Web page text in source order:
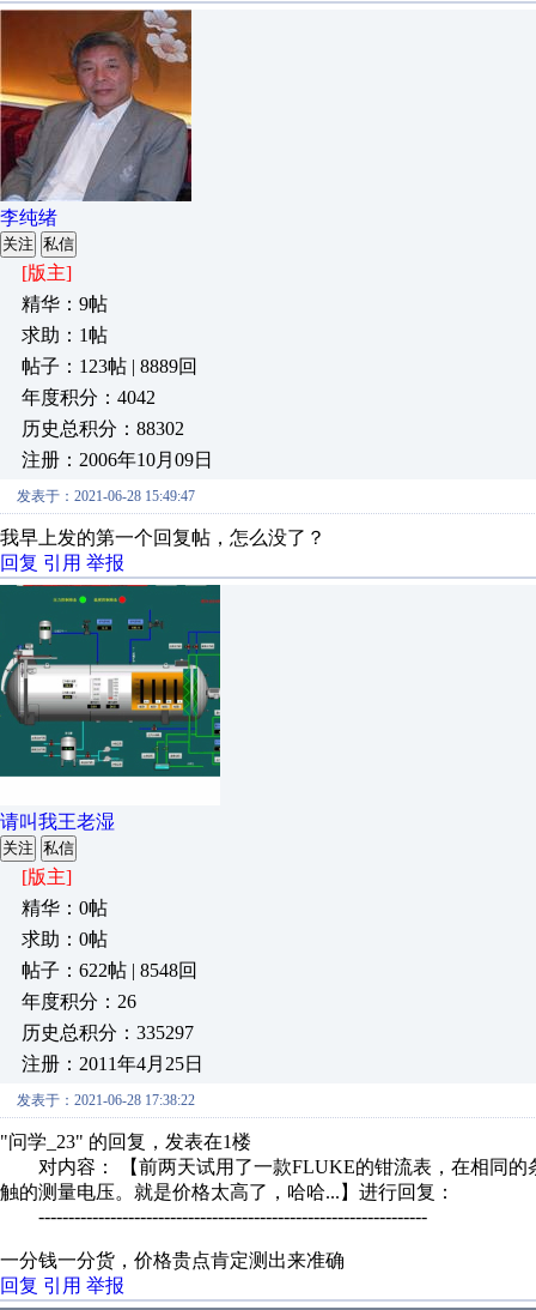
李纯绪
关注 私信
[版主]
精华：9帖
求助：1帖
帖子：123帖 | 8889回
年度积分：4042
历史总积分：88302
注册：2006年10月09日
发表于：2021-06-28 15:49:47
我早上发的第一个回复帖，怎么没了？
回复 引用 举报
请叫我王老湿
关注 私信
[版主]
精华：0帖
求助：0帖
帖子：622帖 | 8548回
年度积分：26
历史总积分：335297
注册：2011年4月25日
发表于：2021-06-28 17:38:22
"问学_23" 的回复，发表在1楼
对内容： 【前两天试用了一款FLUKE的钳流表，在相同的
触的测量电压。就是价格太高了，哈哈...】进行回复：
-----------------------------------------------------------------
一分钱一分货，价格贵点肯定测出来准确
回复 引用 举报